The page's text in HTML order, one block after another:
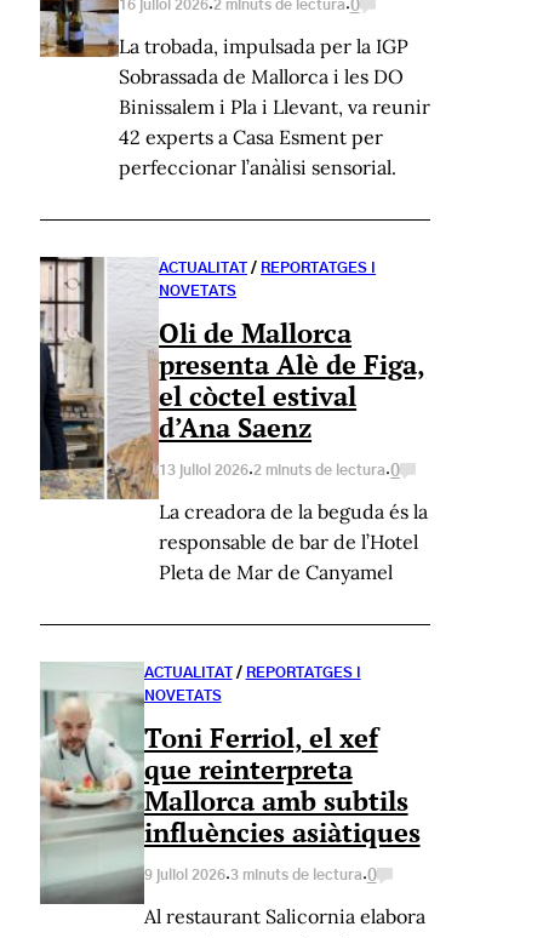
16 juliol 2026·2 minuts de lectura·0
La trobada, impulsada per la IGP
Sobrassada de Mallorca i les DO
Binissalem i Pla i Llevant, va reunir
42 experts a Casa Esment per
perfeccionar l’anàlisi sensorial.
ACTUALITAT / REPORTATGES I
NOVETATS
Oli de Mallorca
presenta Alè de Figa,
el còctel estival
d’Ana Saenz
13 juliol 2026·2 minuts de lectura·0
La creadora de la beguda és la
responsable de bar de l’Hotel
Pleta de Mar de Canyamel
ACTUALITAT/ REPORTATGES I
NOVETATS
Toni Ferriol, el xef
que reinterpreta
Mallorca amb subtils
influències asiàtiques
9 juliol 2026·3 minuts de lectura·0
Al restaurant Salicornia elabora